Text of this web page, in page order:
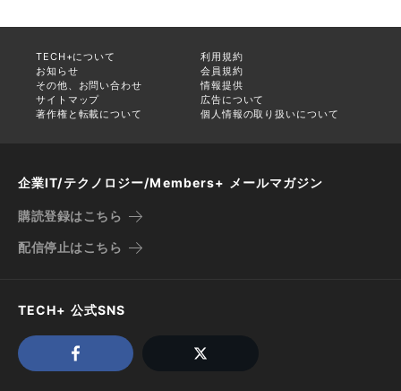
TECH+について
利用規約
お知らせ
会員規約
その他、お問い合わせ
情報提供
サイトマップ
広告について
著作権と転載について
個人情報の取り扱いについて
企業IT/テクノロジー/Members+ メールマガジン
購読登録はこちら
配信停止はこちら
TECH+ 公式SNS